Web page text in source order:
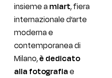
insieme a miart, fiera
internazionale d’arte
moderna e
contemporanea di
Milano,è dedicato
alla fotografiae